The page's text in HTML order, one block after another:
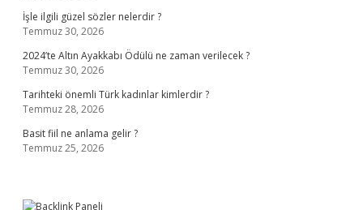
İşle ilgili güzel sözler nelerdir ?
Temmuz 30, 2026
2024’te Altın Ayakkabı Ödülü ne zaman verilecek ?
Temmuz 30, 2026
Tarihteki önemli Türk kadınlar kimlerdir ?
Temmuz 28, 2026
Basit fiil ne anlama gelir ?
Temmuz 25, 2026